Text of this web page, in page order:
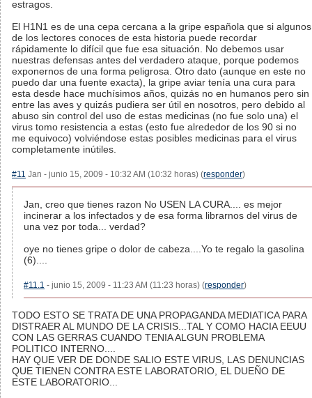
estragos.
El H1N1 es de una cepa cercana a la gripe española que si algunos
de los lectores conoces de esta historia puede recordar
rápidamente lo difícil que fue esa situación. No debemos usar
nuestras defensas antes del verdadero ataque, porque podemos
exponernos de una forma peligrosa. Otro dato (aunque en este no
puedo dar una fuente exacta), la gripe aviar tenía una cura para
esta desde hace muchísimos años, quizás no en humanos pero sin
entre las aves y quizás pudiera ser útil en nosotros, pero debido al
abuso sin control del uso de estas medicinas (no fue solo una) el
virus tomo resistencia a estas (esto fue alrededor de los 90 si no
me equivoco) volviéndose estas posibles medicinas para el virus
completamente inútiles.
#11 Jan - junio 15, 2009 - 10:32 AM (10:32 horas) (responder)
Jan, creo que tienes razon No USEN LA CURA.... es mejor
incinerar a los infectados y de esa forma librarnos del virus de
una vez por toda... verdad?
oye no tienes gripe o dolor de cabeza....Yo te regalo la gasolina
(6)....
#11.1 - junio 15, 2009 - 11:23 AM (11:23 horas) (responder)
TODO ESTO SE TRATA DE UNA PROPAGANDA MEDIATICA PARA
DISTRAER AL MUNDO DE LA CRISIS...TAL Y COMO HACIA EEUU
CON LAS GERRAS CUANDO TENIA ALGUN PROBLEMA
POLITICO INTERNO....
HAY QUE VER DE DONDE SALIO ESTE VIRUS, LAS DENUNCIAS
QUE TIENEN CONTRA ESTE LABORATORIO, EL DUEÑO DE
ESTE LABORATORIO...